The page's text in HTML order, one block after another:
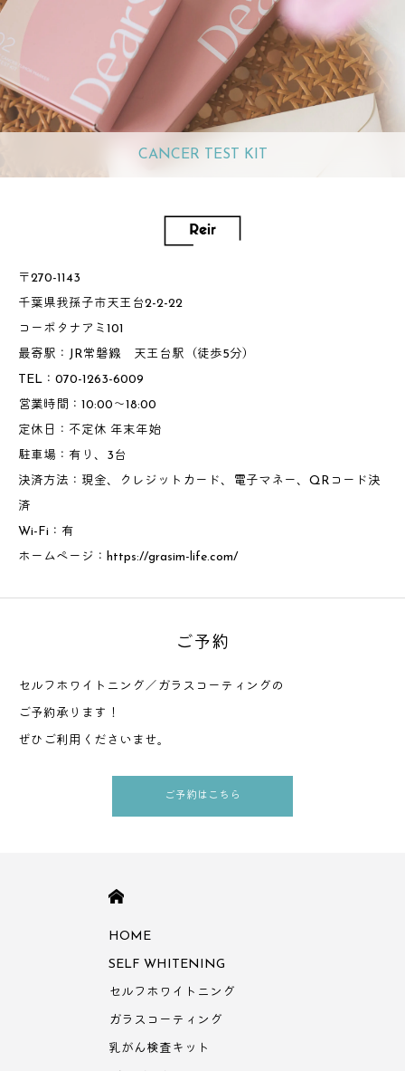
CANCER TEST KIT
〒270-1143
千葉県我孫子市天王台2-2-22
コーポタナアミ101
最寄駅：JR常磐線 天王台駅（徒歩5分）
TEL：070-1263-6009
営業時間：10:00～18:00
定休日：不定休 年末年始
駐車場：有り、3台
決済方法：現金、クレジットカード、電子マネー、QRコード決
済
Wi-Fi：有
ホームページ： https://grasim-life.com/
ご予約
セルフホワイトニング／ガラスコーティングの
ご予約承ります！
ぜひご利用くださいませ。
ご予約はこちら
HOME
SELF WHITENING
セルフホワイトニング
ガラスコーティング
乳がん検査キット